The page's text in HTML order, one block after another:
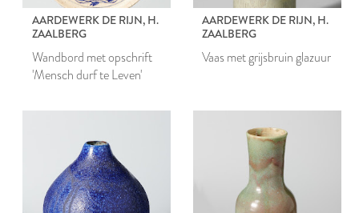
AARDEWERK DE RIJN, H.
ZAALBERG
Wandbord met opschrift
'Mensch durf te Leven'
AARDEWERK DE RIJN, H.
ZAALBERG
Vaas met grijsbruin glazuur